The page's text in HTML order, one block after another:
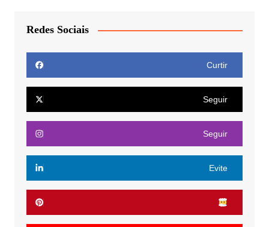
Redes Sociais
Curtir
Seguir
Seguir
Evite